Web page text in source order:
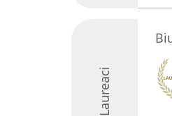
Laureaci